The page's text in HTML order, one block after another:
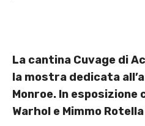
La cantina Cuvage di
la mostra dedicata
Monroe. In esposizione
Warhol e Mimmo Rotella